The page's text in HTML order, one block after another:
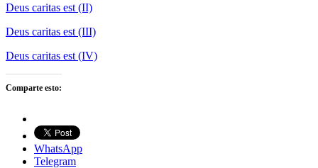
Deus caritas est (II)
Deus caritas est (III)
Deus caritas est (IV)
Comparte esto:
WhatsApp
Telegram